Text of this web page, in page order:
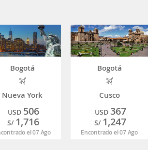
Bogotá
Nueva York
USD 506
S/ 1,716
el 07 Ago
Bogotá
Cusco
USD 367
S/ 1,247
Encontrado el 07 Ago